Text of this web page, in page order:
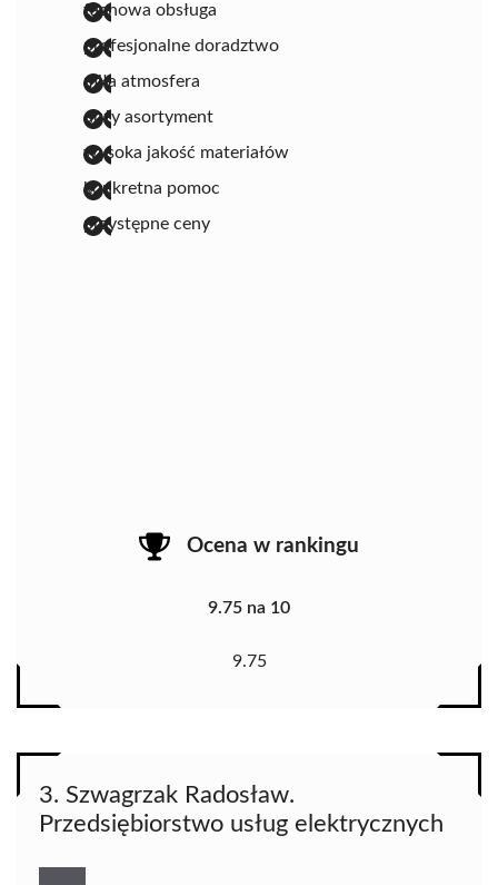
fachowa obsługa
profesjonalne doradztwo
miła atmosfera
duży asortyment
wysoka jakość materiałów
konkretna pomoc
przystępne ceny
Ocena w rankingu
9.75 na 10
9.75
3. Szwagrzak Radosław.
Przedsiębiorstwo usług elektrycznych